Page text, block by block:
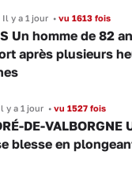
Il y a 1 jour •vu 1613 fois
Un homme de 82
après plusieurs
y a 1 jour •vu 1527 fois
DE-VALBORGNE
blesse en